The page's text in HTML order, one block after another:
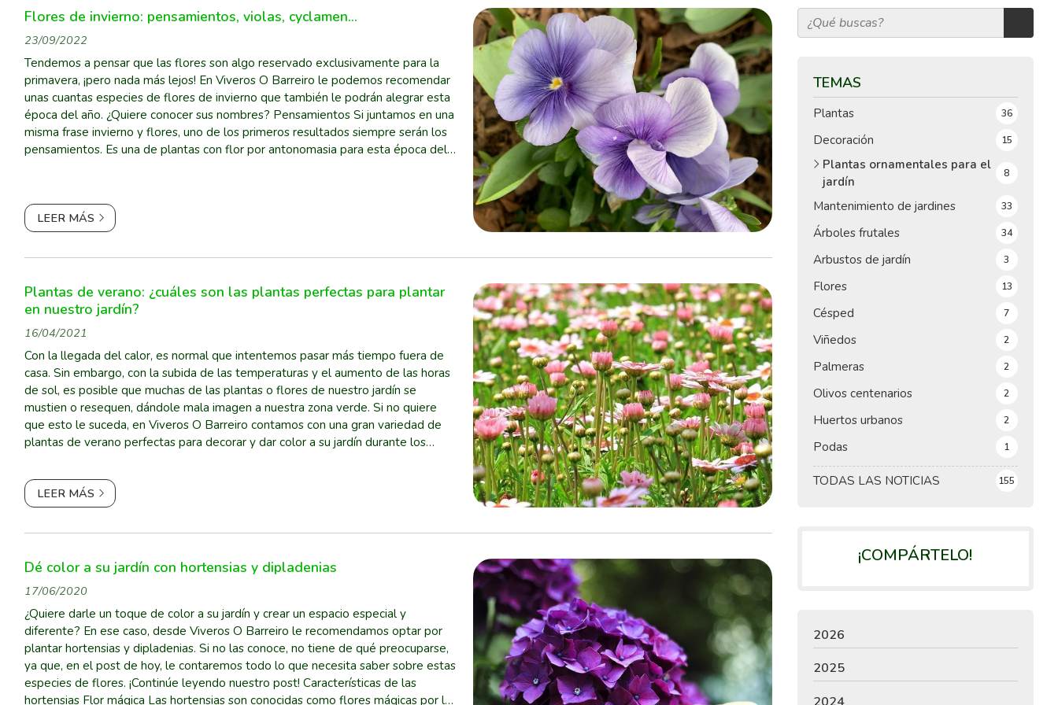
TEMAS
TODAS LAS NOTICIAS 155
Plantas 36
Decoración 15
Plantas ornamentales para el
jardín
8
Mantenimiento de jardines 33
Árboles frutales 34
Arbustos de jardín 3
Flores 13
Césped 7
Viñedos 2
Palmeras 2
Olivos centenarios 2
Huertos urbanos 2
Podas 1
Flores de invierno: pensamientos, violas, cyclamen...
23/09/2022
Tendemos a pensar que las flores son algo reservado exclusivamente para la
primavera, ¡pero nada más lejos! En Viveros O Barreiro le podemos recomendar
unas cuantas especies de flores de invierno que también le podrán alegrar esta
época del año. ¿Quiere conocer sus nombres? Pensamientos Si juntamos en una
misma frase invierno y flores, uno de los primeros resultados siempre serán los
pensamientos. Es una de plantas con flor por antonomasia para esta época del
LEER MÁS
Plantas de verano: ¿cuáles son las plantas perfectas para plantar
en nuestro jardín?
16/04/2021
Con la llegada del calor, es normal que intentemos pasar más tiempo fuera de
casa. Sin embargo, con la subida de las temperaturas y el aumento de las horas
de sol, es posible que muchas de las plantas o flores de nuestro jardín se
mustien o resequen, dándole mala imagen a nuestra zona verde. Si no quiere
que esto le suceda, en Viveros O Barreiro contamos con una gran variedad de
plantas de verano perfectas para decorar y dar color a su jardín durante los
LEER MÁS
Dé color a su jardín con hortensias y dipladenias
17/06/2020
¿Quiere darle un toque de color a su jardín y crear un espacio especial y
diferente? En ese caso, desde Viveros O Barreiro le recomendamos optar por
plantar hortensias y dipladenias. Si no las conoce, no tiene de qué preocuparse,
ya que, en el post de hoy, le contaremos todo lo que necesita saber sobre estas
especies de flores. ¡Continúe leyendo nuestro post! Características de las
hortensias Flor mágica Las hortensias son conocidas como flores mágicas por la
¡COMPÁRTELO!
2026
2025